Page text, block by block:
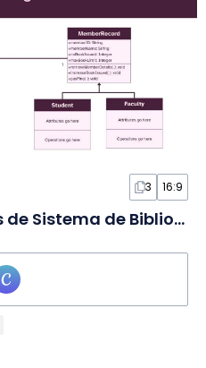
3 16:9
Diagrama de Classes de Sistema de Biblioteca em Quadro Branco